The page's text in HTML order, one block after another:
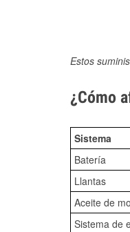
Estos
¿Cómo
Sistema
Batería
Llantas
Aceite de
Sistema de